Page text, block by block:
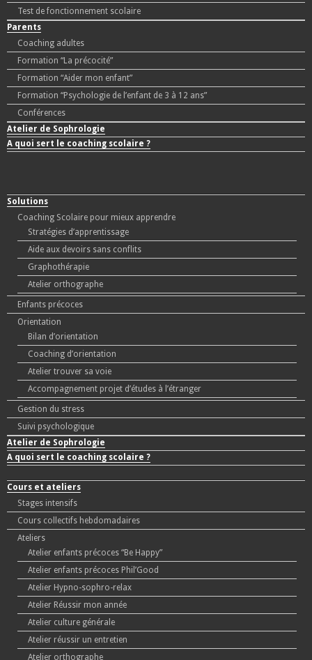
Test de fonctionnement scolaire
Parents
Coaching adultes
Formation “La précocité”
Formation “Aider mon enfant”
Formation “Psychologie de l’enfant de 3 à 12 ans”
Conférences
Atelier de Sophrologie
A quoi sert le coaching scolaire ?
Solutions
Coaching Scolaire pour mieux apprendre
Stratégies d’apprentissage
Aide aux devoirs sans conflits
Graphothérapie
Atelier orthographe
Enfants précoces
Orientation
Bilan d’orientation
Coaching d’orientation
Atelier trouver sa voie
Accompagnement projet d’études à l’étranger
Gestion du stress
Suivi psychologique
Atelier de Sophrologie
A quoi sert le coaching scolaire ?
Cours et ateliers
Stages intensifs
Cours collectifs hebdomadaires
Ateliers
Atelier enfants précoces “Be Happy”
Atelier enfants précoces Phil’Good
Atelier Hypno-sophro-relax
Atelier Réussir mon année
Atelier culture générale
Atelier réussir un entretien
Atelier orthographe